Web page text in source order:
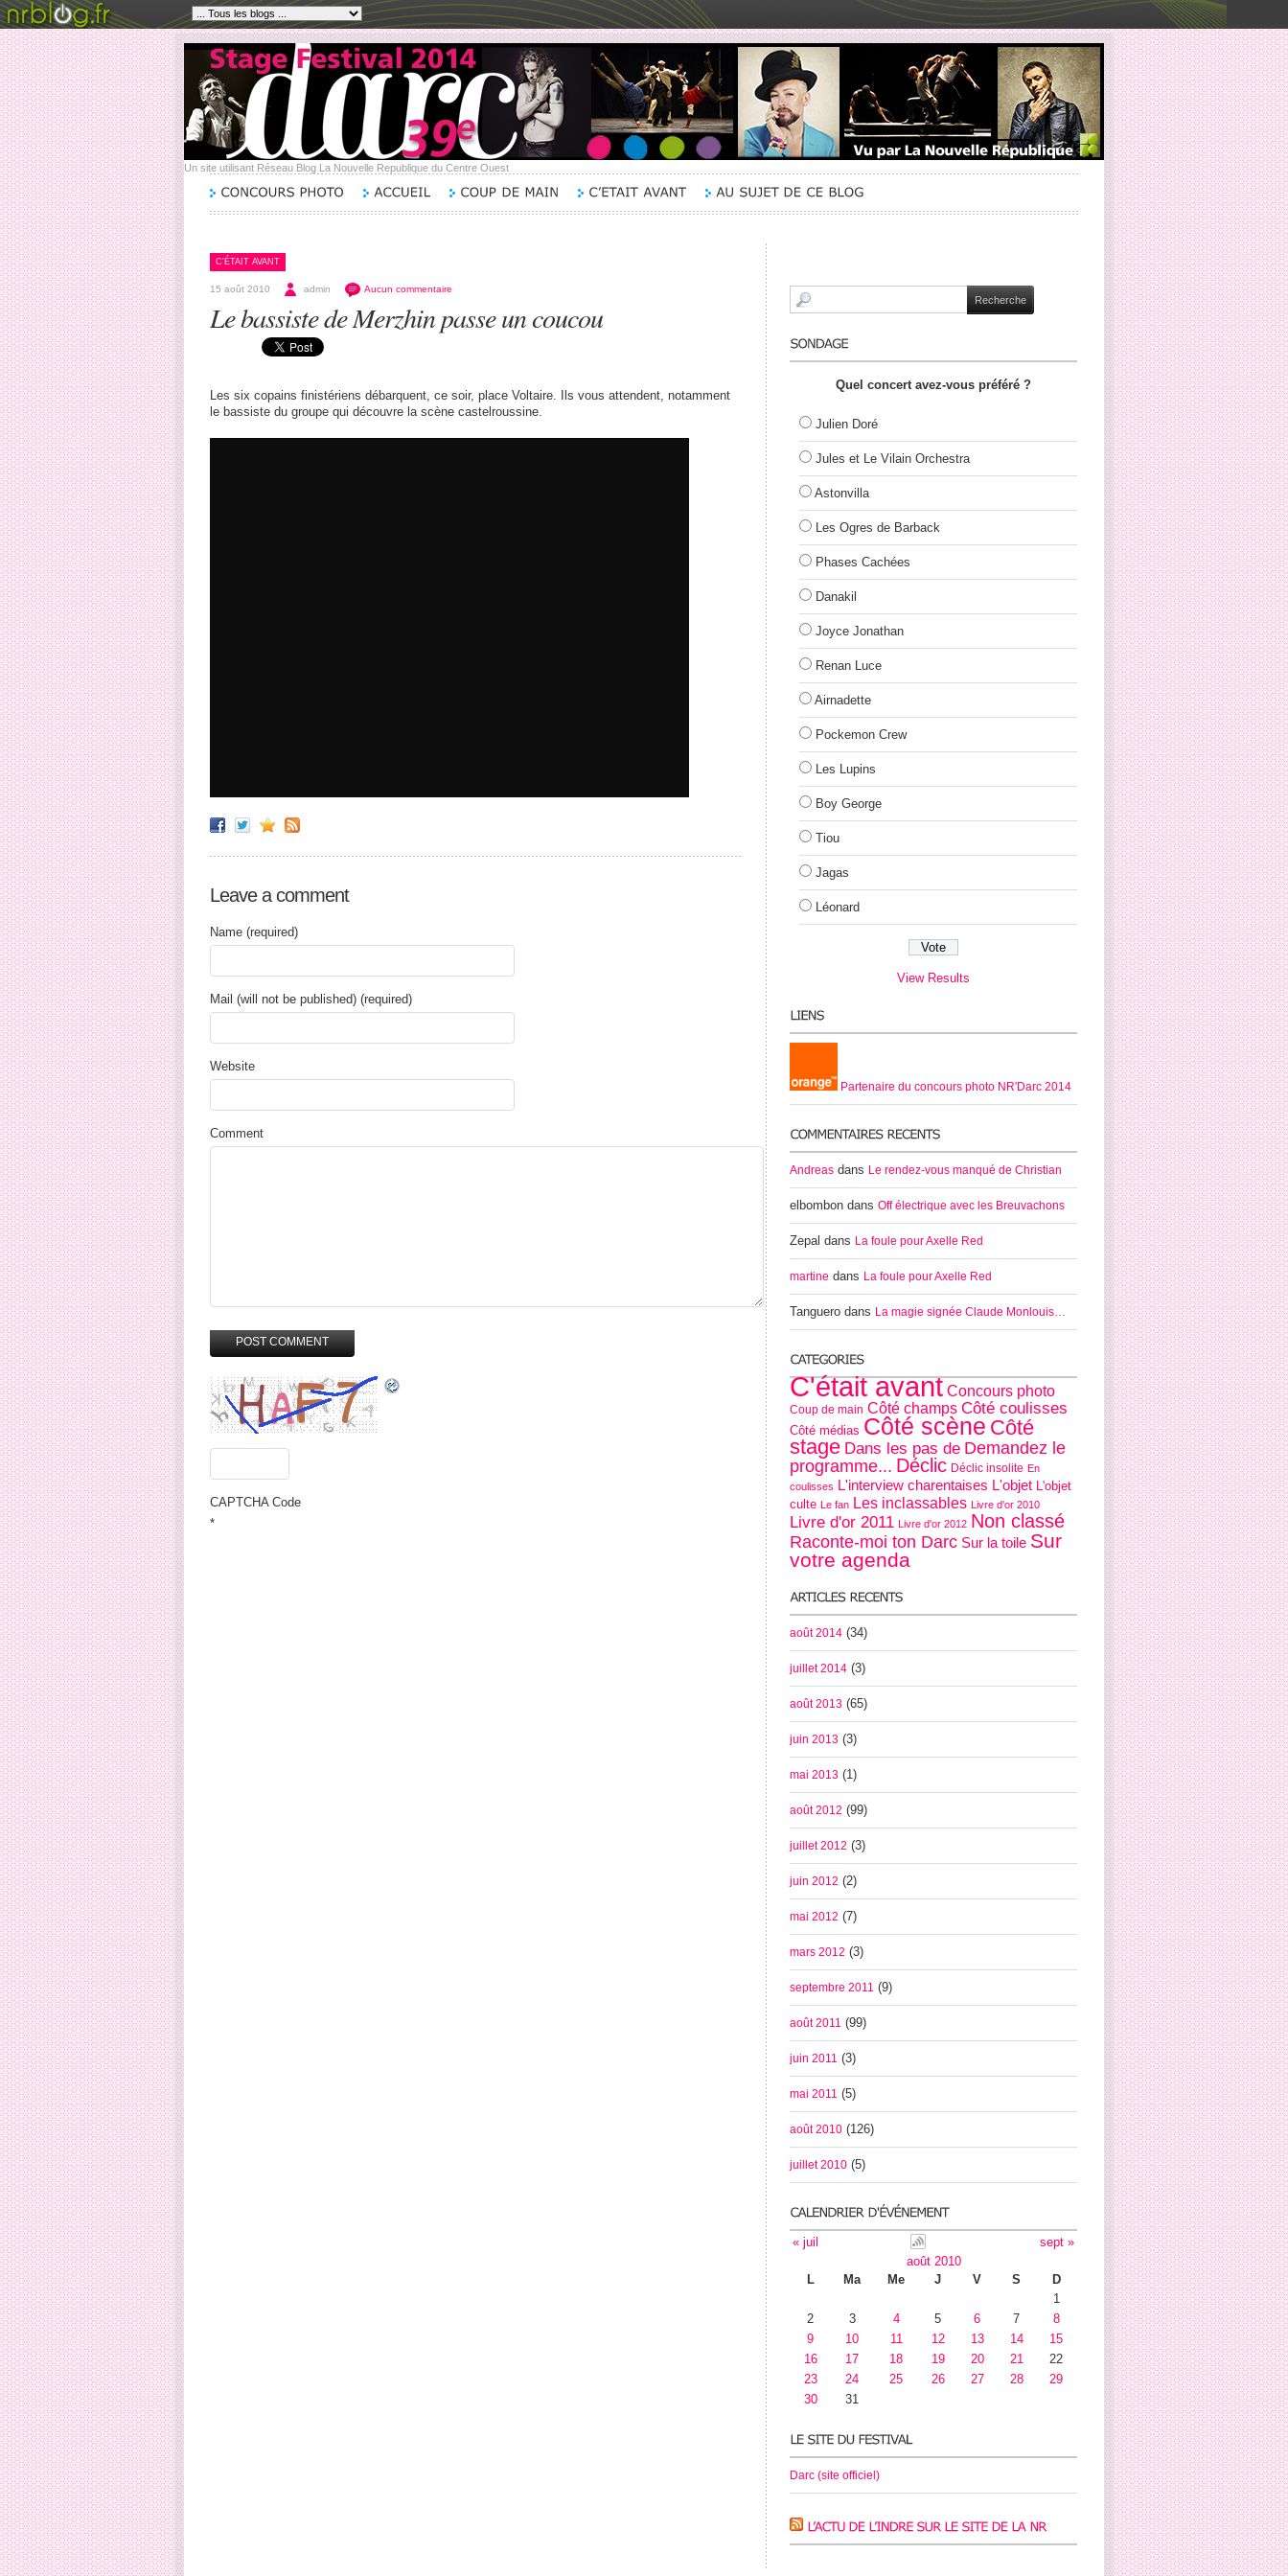
Un site utilisant Réseau Blog La Nouvelle Republique du Centre Ouest
C'ÉTAIT AVANT
15 août 2010 admin Aucun commentaire
Le bassiste de Merzhin passe un coucou
Les six copains finistériens débarquent, ce soir, place Voltaire. Ils vous attendent, notamment
le bassiste du groupe qui découvre la scène castelroussine.
Leave a comment
Name (required)
Mail (will not be published) (required)
Website
Comment
CAPTCHA Code
*
Quel concert avez-vous préféré ?
Julien Doré
Jules et Le Vilain Orchestra
Astonvilla
Les Ogres de Barback
Phases Cachées
Danakil
Joyce Jonathan
Renan Luce
Airnadette
Pockemon Crew
Les Lupins
Boy George
Tiou
Jagas
Léonard
View Results
Partenaire du concours photo NR'Darc 2014
Andreas dans Le rendez-vous manqué de Christian
elbombon dans Off électrique avec les Breuvachons
Zepal dans La foule pour Axelle Red
martine dans La foule pour Axelle Red
Tanguero dans La magie signée Claude Monlouis…
C'était avant Concours photo
Coup de main Côté champs Côté coulisses
Côté médias Côté scène Côté
stage Dans les pas de Demandez le
programme... Déclic Déclic insolite En
coulisses L'interview charentaises L'objet L'objet
culte Le fan Les inclassables Livre d'or 2010
Livre d'or 2011 Livre d'or 2012 Non classé
Raconte-moi ton Darc Sur la toile Sur
votre agenda
août 2014 (34)
juillet 2014 (3)
août 2013 (65)
juin 2013 (3)
mai 2013 (1)
août 2012 (99)
juillet 2012 (3)
juin 2012 (2)
mai 2012 (7)
mars 2012 (3)
septembre 2011 (9)
août 2011 (99)
juin 2011 (3)
mai 2011 (5)
août 2010 (126)
juillet 2010 (5)
« juil
sept »
août 2010
L
Ma Me J V S
D
1
2
3 4 5 6 7
8
9
10 11 12 13 14
15
16
17 18 19 20 21
22
23
24 25 26 27 28
29
30
31
Darc (site officiel)